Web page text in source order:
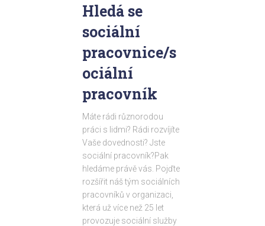
Hledá se
sociální
pracovnice/s
ociální
pracovník
Máte rádi různorodou
práci s lidmi? Rádi rozvíjíte
Vaše dovednosti? Jste
sociální pracovník?Pak
hledáme právě vás. Pojďte
rozšířit náš tým sociálních
pracovníků v organizaci,
která už více než 25 let
provozuje sociální služby